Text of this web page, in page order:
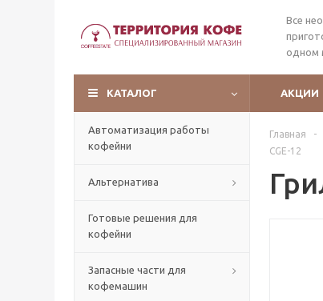
Все
одном
КАТАЛОГ АКЦИИ
Автоматизация работы
кофейни
Альтернатива
Готовые решения для
кофейни
Запасные части для
кофемашин
Главная -
CGE-12